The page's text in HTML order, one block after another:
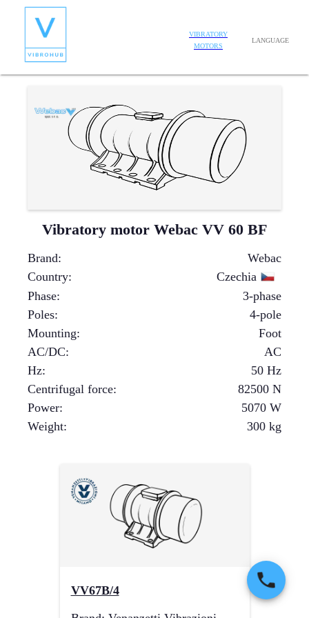
VIBRATORY
MOTORS
LANGUAGE
Vibratory motor Webac VV 60 BF
Brand:
Webac
Country:
Czechia
Phase:
3-phase
Poles:
4-pole
Mounting:
Foot
AC/DC:
AC
Hz:
50 Hz
Centrifugal force: 82500 N
Power: 5070 W
Weight: 300 kg
VV67B/4